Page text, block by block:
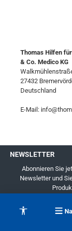
Thomas Hilfen
& Co. Medico KG
27432
Deutschland
E-Mail:
NEWSLETTER
Abonnieren Sie
Newsletter und
Mail-